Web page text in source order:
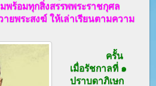
พร้อมทุกสิ่งสรรพพระราชกุศล
ายพระสงฆ์ ให้เล่าเรียนตามความ
ครั้น
เมื่อรัชกาลที่ ๑
ปราบดาภิเษก